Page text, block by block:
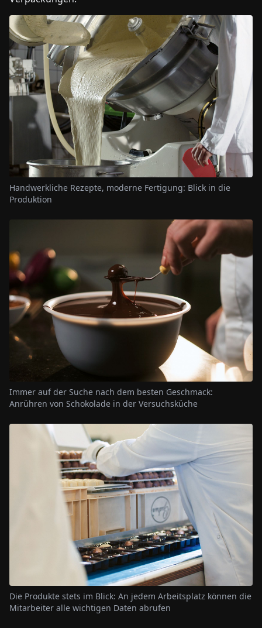
Handwerkliche Rezepte, moderne Fertigung: Blick in die
Produktion
Immer auf der Suche nach dem besten Geschmack:
Anrühren von Schokolade in der Versuchsküche
Die Produkte stets im Blick: An jedem Arbeitsplatz können die
Mitarbeiter alle wichtigen Daten abrufen